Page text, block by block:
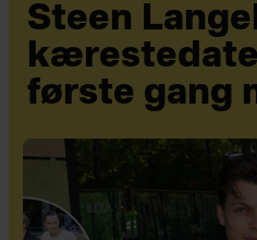
Steen
første gang